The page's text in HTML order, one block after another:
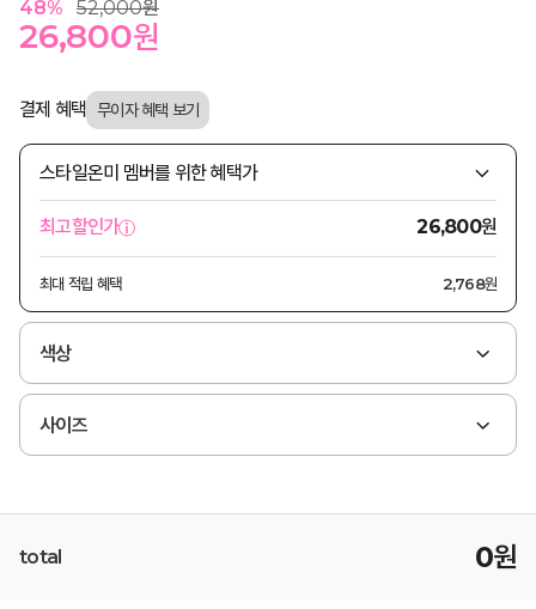
48% 52,000원
26,800원
결제 혜택
스타일온미 멤버를 위한 혜택가
최고할인가 26,800원
최대 적립 혜택 2,768원
색상
사이즈
total 0원